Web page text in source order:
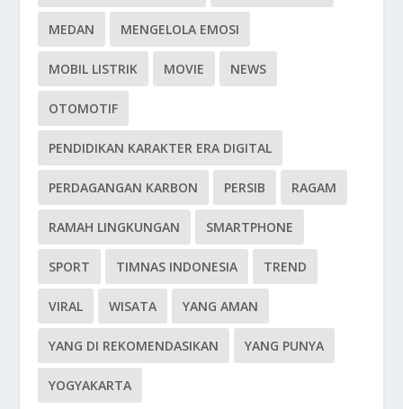
MEDAN MENGELOLA EMOSI
MOBIL LISTRIK MOVIE NEWS
OTOMOTIF
PENDIDIKAN KARAKTER ERA DIGITAL
PERDAGANGAN KARBON PERSIB RAGAM
RAMAH LINGKUNGAN SMARTPHONE
SPORT TIMNAS INDONESIA TREND
VIRAL WISATA YANG AMAN
YANG DI REKOMENDASIKAN YANG PUNYA
YOGYAKARTA